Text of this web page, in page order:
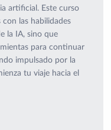
artificial. Este curso
las habilidades
la IA, sino que
para continuar
impulsado por la
tu viaje hacia el